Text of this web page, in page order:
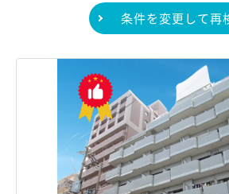
条件を変更して再